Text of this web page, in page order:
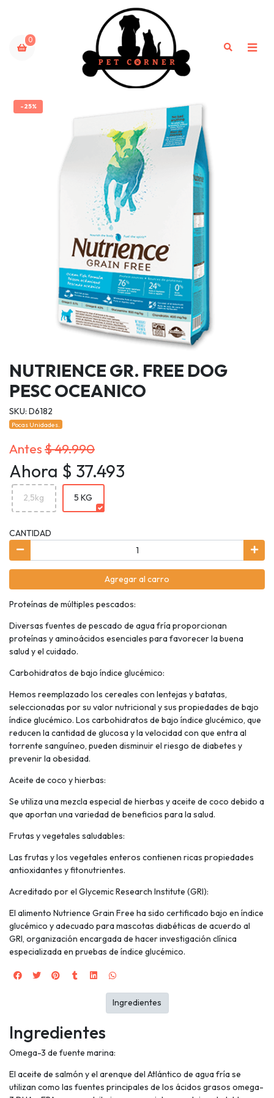
0
-25%
NUTRIENCE GR. FREE DOG
PESC OCEANICO
SKU: D6182
Pocas Unidades.
Antes$ 49.990
Ahora $ 37.493
2,5kg 5 KG
CANTIDAD
Agregar al carro
Proteínas de múltiples pescados:
Diversas fuentes de pescado de agua fría proporcionan
proteínas y aminoácidos esenciales para favorecer la buena
salud y el cuidado.
Carbohidratos de bajo índice glucémico:
Hemos reemplazado los cereales con lentejas y batatas,
seleccionadas por su valor nutricional y sus propiedades de bajo
índice glucémico. Los carbohidratos de bajo índice glucémico, que
reducen la cantidad de glucosa y la velocidad con que entra al
torrente sanguíneo, pueden disminuir el riesgo de diabetes y
prevenir la obesidad.
Aceite de coco y hierbas:
Se utiliza una mezcla especial de hierbas y aceite de coco debido a
que aportan una variedad de beneficios para la salud.
Frutas y vegetales saludables:
Las frutas y los vegetales enteros contienen ricas propiedades
antioxidantes y fitonutrientes.
Acreditado por el Glycemic Research Institute (GRI):
El alimento Nutrience Grain Free ha sido certificado bajo en índice
glucémico y adecuado para mascotas diabéticas de acuerdo al
GRI, organización encargada de hacer investigación clínica
especializada en pruebas de índice glucémico.
Ingredientes
Omega-3 de fuente marina:
El aceite de salmón y el arenque del Atlántico de agua fría se
utilizan como las fuentes principales de los ácidos grasos omega-
Ingredientes